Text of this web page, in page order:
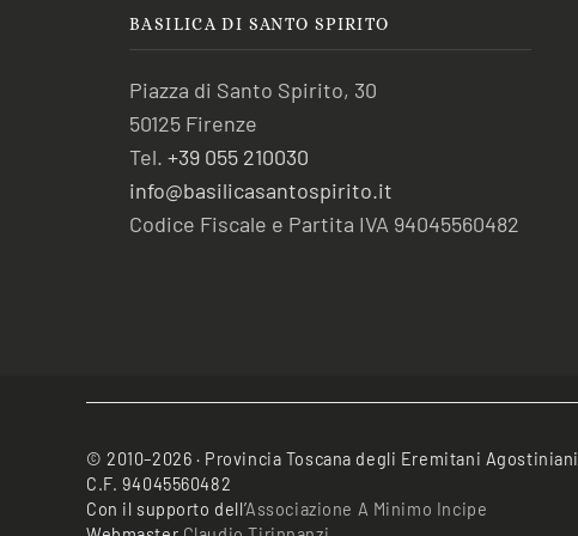
BASILICA DI SANTO SPIRITO
Piazza di Santo Spirito, 30
50125 Firenze
Tel.+39 055 210030
info@basilicasantospirito.it
Codice Fiscale e Partita IVA 94045560482
© 2010–2026 · Provincia Toscana degli Eremitani Agostiniani
C.F. 94045560482
Con il supporto dell’Associazione A Minimo Incipe